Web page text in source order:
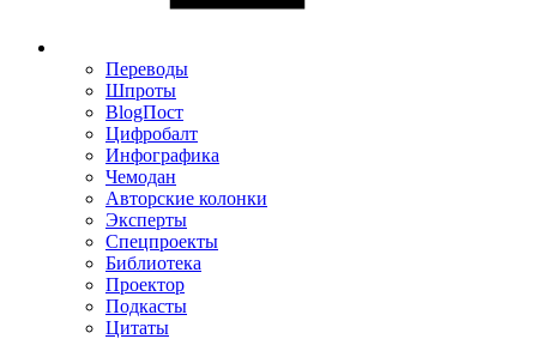
Переводы
Шпроты
BlogПост
Цифробалт
Инфографика
Чемодан
Авторские колонки
Эксперты
Спецпроекты
Библиотека
Проектор
Подкасты
Цитаты